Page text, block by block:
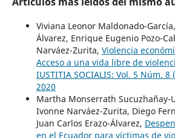
Viviana Leonor Maldonado-
Álvarez, Enrique Eugenio Pozo-
Narváez-Zurita, Violencia
Acceso a una vida libre de
IUSTITIA SOCIALIS: Vol. 5 Núm. 8
2020
Martha Monserrath Sucuzhañay-
Ivonne Narváez-Zurita, Diego
Juan Carlos Erazo-Álvarez,
en el Ecuador para víctimas de